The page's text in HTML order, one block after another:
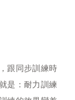
跟同步訓練時
是：耐力訓練